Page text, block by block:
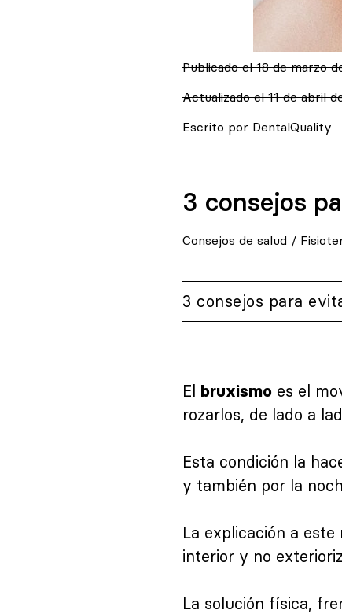
Publicado el 18 de marzo
Actualizado el 11 de abril
Escrito por DentalQuality
3 consejos
Consejos de salud /
3 consejos para
El bruxismo es el
rozarlos, de lado a
Esta condición la
y también por la
La explicación a
interior y no
La solución física,